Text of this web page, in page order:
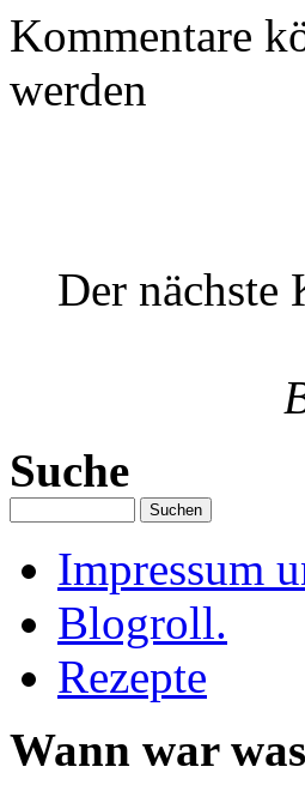
Kommentare
werden
Der
Suche
Impressum
Blogroll.
Rezepte
Wann war